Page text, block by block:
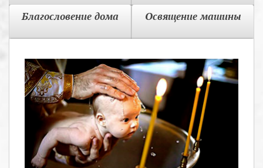
Благословение дома Освящение машины